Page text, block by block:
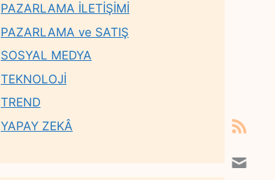
PAZARLAMA İLETİŞİMİ
PAZARLAMA ve SATIŞ
SOSYAL MEDYA
TEKNOLOJİ
TREND
YAPAY ZEKÂ